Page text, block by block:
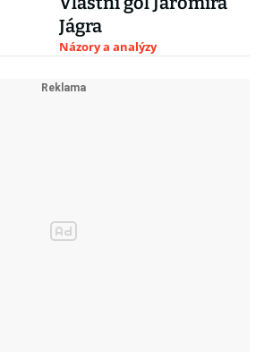
Jágra
Názory a analýzy